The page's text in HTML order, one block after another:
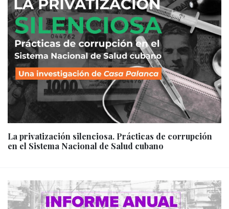
La privatización silenciosa. Prácticas de corrupción
en el Sistema Nacional de Salud cubano